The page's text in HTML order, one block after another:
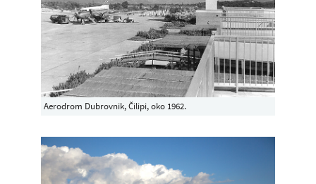
Aerodrom Dubrovnik, Čilipi, oko 1962.